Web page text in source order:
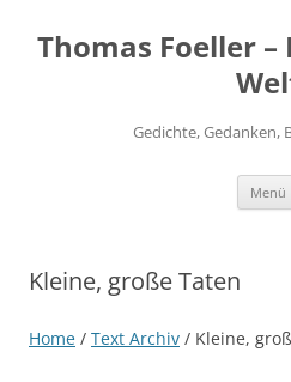
Thomas Foeller
Gedichte, Gedanken,
Menü
Kleine, große Taten
Home / Text Archiv / Kleine,